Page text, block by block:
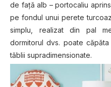
de față alb – portocaliu
pe fondul unui perete
simplu, realizat din pal
dormitorul dvs. poate
tăblii supradimensionate.